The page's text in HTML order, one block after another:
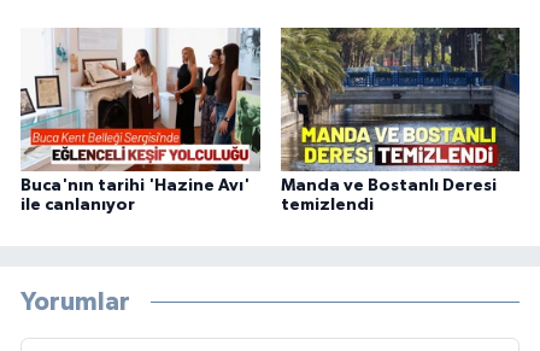
Buca'nın tarihi 'Hazine Avı'
ile canlanıyor
Manda ve Bostanlı Deresi
temizlendi
Yorumlar